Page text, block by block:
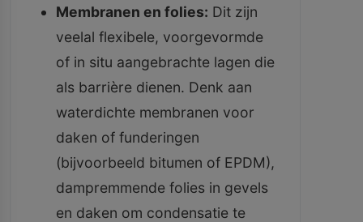
Membranen en folies: Dit zijn
veelal flexibele, voorgevormde
of in situ aangebrachte lagen die
als barrière dienen. Denk aan
waterdichte membranen voor
daken of funderingen
(bijvoorbeeld bitumen of EPDM),
dampremmende folies in gevels
en daken om condensatie te